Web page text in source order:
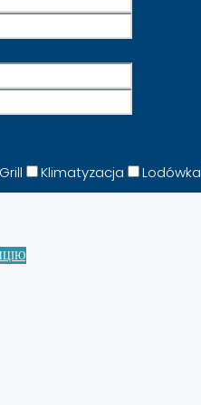
Grill Klimatyzacja Lodówka